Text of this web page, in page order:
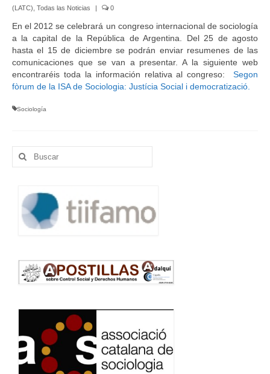
(LATC) Todas las Noticias | 0
En el 2012 se celebrará un congreso internacional de sociología
a la capital de la República de Argentina. Del 25 de agosto
hasta el 15 de diciembre se podrán enviar resumenes de las
comunicaciones que se van a presentar. A la siguiente web
encontraréis toda la información relativa al congreso: Segon
fòrum de la ISA de Sociologia: Justícia Social i democratizació.
Sociología
Buscar
por: